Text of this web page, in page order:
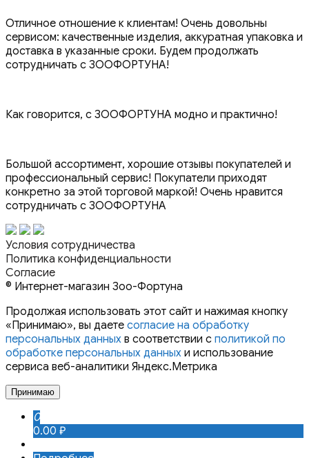
Отличное отношение к клиентам! Очень довольны
сервисом: качественные изделия, аккуратная упаковка и
доставка в указанные сроки. Будем продолжать
сотрудничать с ЗООФОРТУНА!
Как говорится, с ЗООФОРТУНА модно и практично!
Большой ассортимент, хорошие отзывы покупателей и
профессиональный сервис! Покупатели приходят
конкретно за этой торговой маркой! Очень нравится
сотрудничать с ЗООФОРТУНА
Условия сотрудничества
Политика конфиденциальности
Согласие
© Интернет-магазин Зоо-Фортуна
Продолжая использовать этот сайт и нажимая кнопку
«Принимаю», вы даете согласие на обработку
персональных данных в соответствии с политикой по
обработке персональных данных и использование
сервиса веб-аналитики Яндекс.Метрика
Принимаю
0
0.00 ₽